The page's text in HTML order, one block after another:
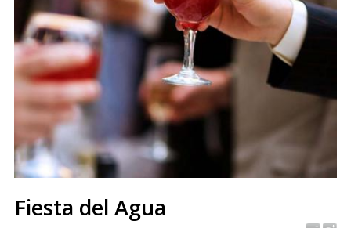
Fiesta del Agua